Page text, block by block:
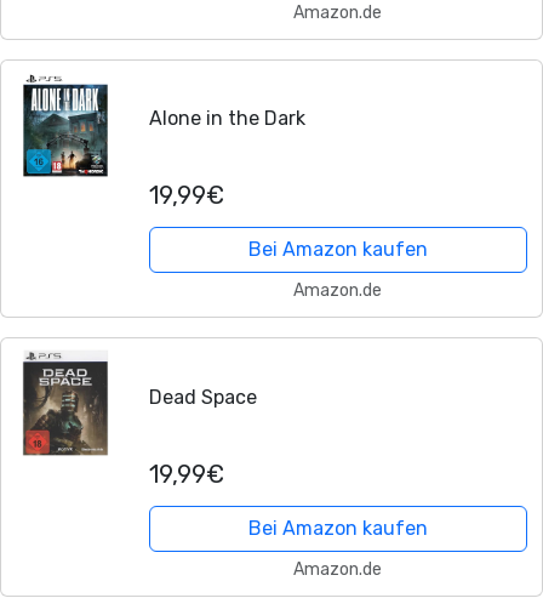
Amazon.de
Alone in the Dark
19,99€
Bei Amazon kaufen
Amazon.de
Dead Space
19,99€
Bei Amazon kaufen
Amazon.de